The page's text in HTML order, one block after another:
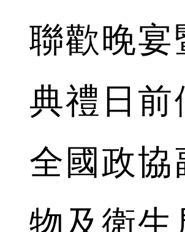
聯歡晚宴
典禮日前
全國政協
物及衛生